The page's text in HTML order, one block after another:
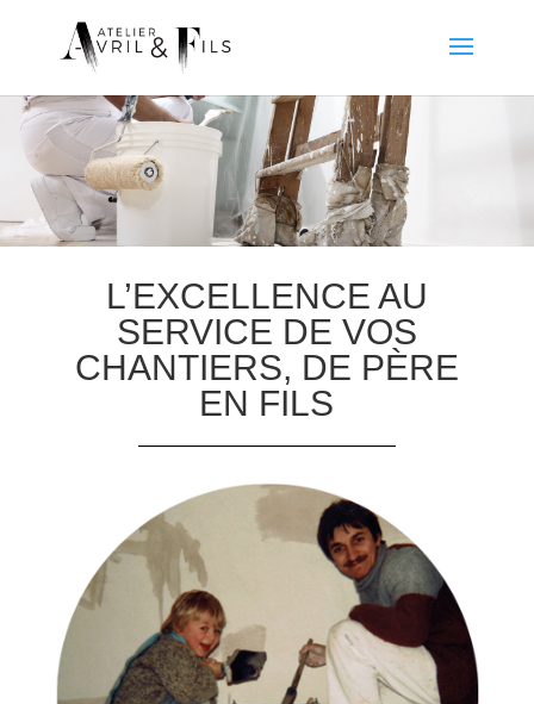
L’EXCELLENCE AU
SERVICE DE VOS
CHANTIERS, DE PÈRE
EN FILS